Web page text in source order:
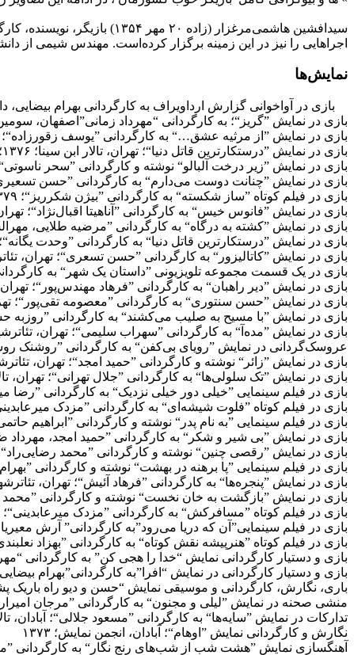
اجراهایی را نیز در این زمینه برگزار کرده‌است. مهندس شیمی از دانشگاه صنعت نفت آبادان؛ ۱۳۷۷؛ کارشناسی ارشد کارگردانی
نمایش‌ها
بازی در آواخوانی گزارش ارداویراف به کارگردانی بهرام بیضایی،
بازی در نمایش ”گریز“؛ به کارگردانی “مهرداد زمانی”اصفهان، سومین
بازی در نمایش ”از مرثیه عشق…“ به کارگردانی ”یوسف زقورزاده“؛
بازی در نمایش ”درستکارترین قاتل دنیا“؛ تهران، تالار ابن سینا؛ ۱۳۷۶؛ جشنواره دانشجویی؛ اصفهان، جشنواره تئاتر آتشکار؛ ۱۳۷۵
بازی در نمایش ”زیر درخت آلبالو“ نوشته و کارگردانی ”سحر ناسوتی“؛
بازی در نمایش ”چنانت دوست می‌دارم“ به کارگردانی ”حسن تسعیری“؛، تهران،
بازی در فیلم کوتاه ”ساز شکسته“ به کارگردانی ”بیژن شکرریز“؛ ۱۳۷۹
بازی در نمایش ”فانوس خیس“ به کارگردانی ”آناهیتا اقبال‌نژاد“؛ تهران،
بازی در نمایش ”کشته به درگاه“ به کارگردانی ”مرضیه طلایی،
بازی در نمایش ”درستکارترین قاتل دنیا“ به کارگردانی ”وحدت یگانه“؛
بازی در نمایش ”کاتالیزور“ به کارگردانی ”حسن تسعری“؛ تهران،
بازی در یک قسمت مجموعه تلویزیونی ”داستان یک شهر“ به کارگردانی
بازی در نمایش ”دیر راهبان“ به کارگردانی ”فرهاد مهندس‌پور“؛ تهران،
بازی در نمایش ”حسن سنتوری“ به کارگردانی ”معصومه تقی‌پور“؛ تهران، تالار سنگلج؛
بازی در نمایش ”با مسیح به صلیب می‌کشند“ به کارگردانی ”روزبه
بازی در نمایش ”مده‌آ“ به کارگردانی ”سهراب سلیمی“؛ تهران، تئاترشهر،
عروسک‌گردانی در نمایش ”رویای بی‌کفن“ به کارگردانی ”روشنک روشن“؛
بازی در نمایش ”زائر“ نوشته و کارگردانی ”حمید امجد“؛ تهران، تئاترشهر،
بازی در نمایش ”تک سلولی‌ها“ به کارگردانی ”جلال تهرانی“؛ تهران، تالار
بازی در فیلم سینمایی ”خیلی دور خیلی نزدیک“ به کارگردانی ”رضا
بازی در فیلم کوتاه ”فلوت شیشه‌ای“ به کارگردانی ”مزدک میرعابدینی“؛
بازی در فیلم سینمایی ”به نام پدر“ نوشته و کارگردانی ”ابراهیم
بازی در نمایش ”بی شیر و شکر“ به کارگردانی ”حمید امجد، مهرداد
بازی در نمایش ”رقصی چنین“ نوشته و کارگردانی ”محمد رضایی‌راد“؛
بازی در فیلم سینمایی ”پا برهنه در بهشت“ نوشته و کارگردانی ”بهرام
بازی در نمایش ”پنجره‌ها“ به کارگردانی ”فرهاد آئیش“؛ تهران، تئاترشهر،
بازی در نمایش ”بازگشت به خان نخست“ نوشته و کارگردانی ”محمد
بازی در فیلم کوتاه ”مسافرکش“ به کارگردانی ”مزدک میرعابدینی“؛ ۱۳۸۴
بازی در فیلم سینمایی”آن که دریا می‌رود”به کارگردانی” آرش
بازی در فیلم کوتاه ”هنرپیشه نقش کوتاه“ به کارگردانی ”بهزاد نعلبندی“؛
بازی و دستیار کارگردانی نمایش “خدا را هجی کن” به کارگردانی “مهران
بازی و دستیار کارگردانی در نمایش “افرا”به کارگردانی”بهرام بیضایی”؛
باری، نگارش، کارگردانی و موسیقی نمایش “حسن و دیو راه باریک پشت
منشی صحنه در نمایش ”لیلی و مجنون“ به کارگردانی ”مرجان
تدارکات در نمایش ”سایه‌ها“ به کارگردانی ”مسعود جلالی“؛ آبادان، تالار
نگارش و کارگردانی نمایش ”اوهام“؛ آبادان، انجمن نمایش؛ ۱۳۷۳
آهنگسازی نمایش ”هشت شب از شب‌های رنج نگار“ به کارگردانی